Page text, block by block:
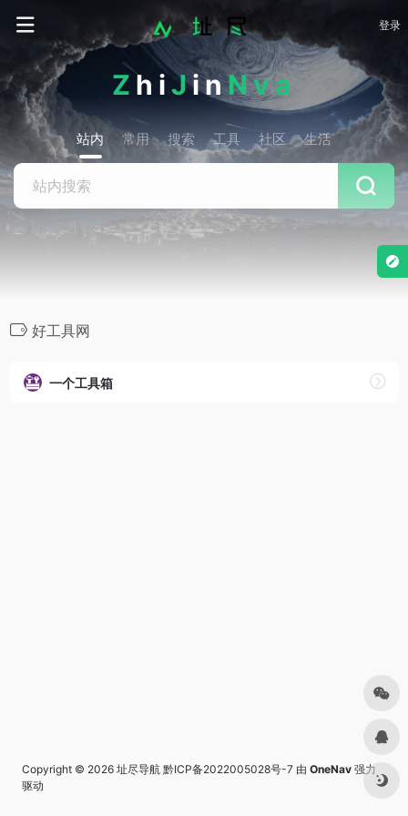
登录
ZhiJinNva
站内 常用 搜索 工具 社区 生活
好工具网
一个工具箱
Copyright © 2026 址尽导航 黔ICP备2022005028号-7 由 OneNav 强力
驱动